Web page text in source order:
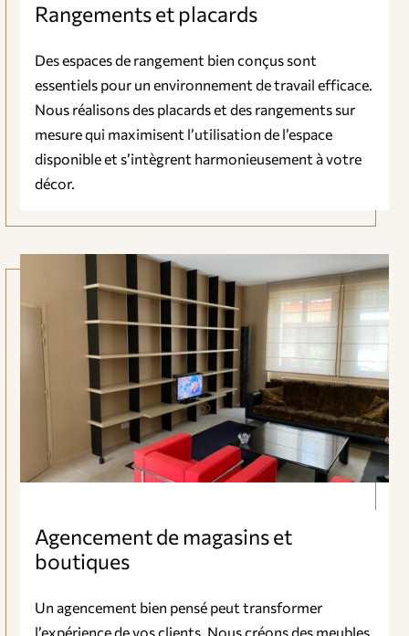
Rangements et placards
Des espaces de rangement bien conçus sont
essentiels pour un environnement de travail efficace.
Nous réalisons des placards et des rangements sur
mesure qui maximisent l’utilisation de l’espace
disponible et s’intègrent harmonieusement à votre
décor.
Agencement de magasins et
boutiques
Un agencement bien pensé peut transformer
l’expérience de vos clients. Nous créons des meubles